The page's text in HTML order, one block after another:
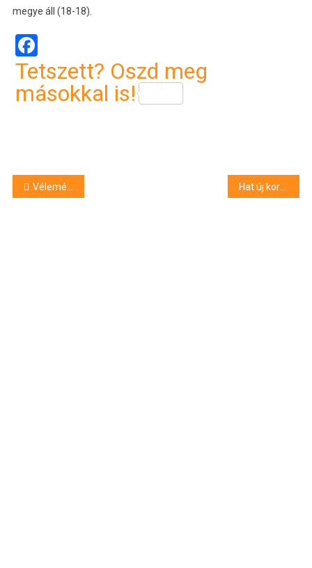
megye áll (18-18).
Facebook
Tetszett? Oszd meg
másokkal is!
Bejegyzés
Vélemény – Hajtóvadászat vállalkozók ellen